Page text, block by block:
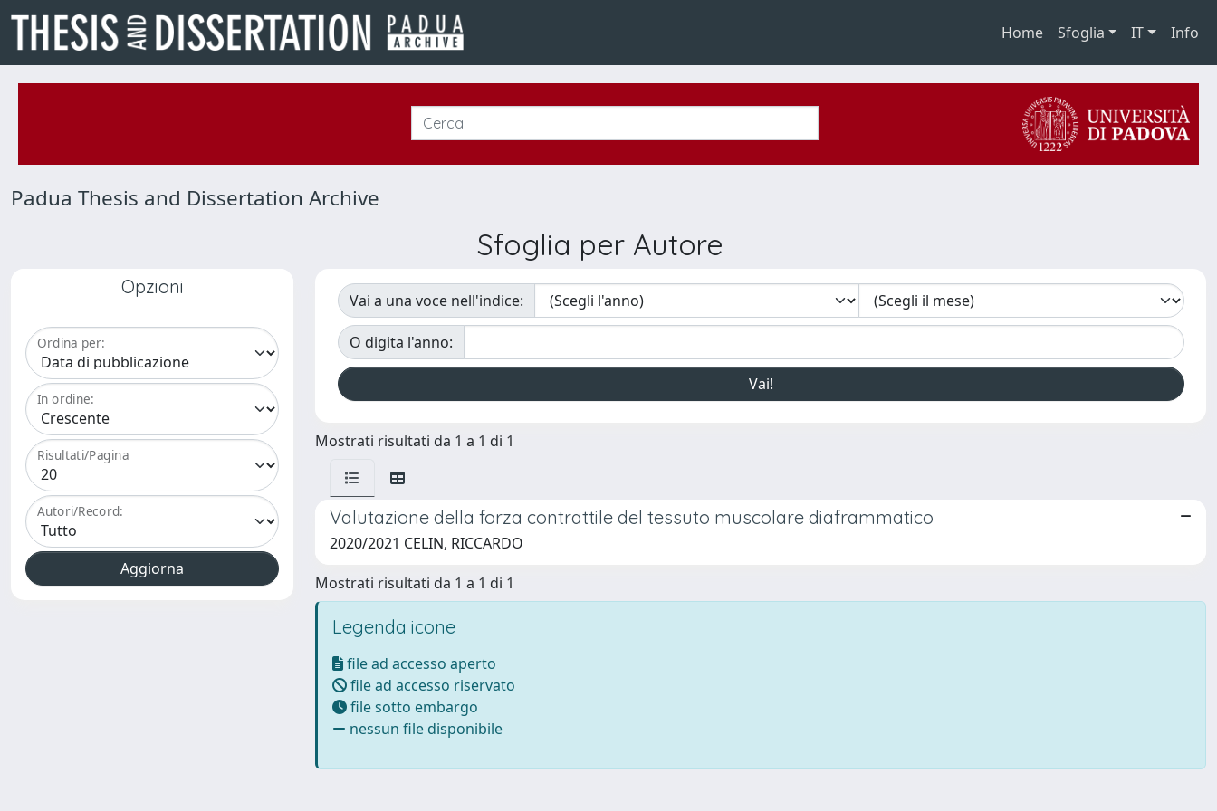
Home Sfoglia IT Info
Padua Thesis and Dissertation Archive
Sfoglia per Autore
Opzioni
Ordina per:
In ordine:
Risultati/Pagina
Autori/Record:
Vai a una voce nell'indice:
O digita l'anno:
Mostrati risultati da 1 a 1 di 1
Valutazione della forza contrattile del tessuto muscolare diaframmatico
2020/2021 CELIN, RICCARDO
Mostrati risultati da 1 a 1 di 1
Legenda icone
file ad accesso aperto
file ad accesso riservato
file sotto embargo
nessun file disponibile